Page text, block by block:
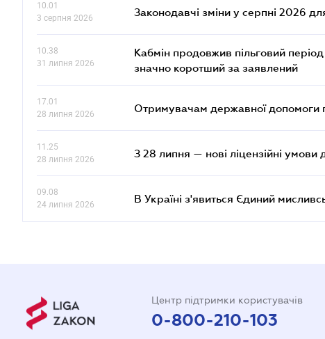
10.01
3 серпня 2026
Законодавчі зміни у серпні 2026
10.38
31 липня 2026
Кабмін продовжив пільговий
значно коротший за заявлений
17.01
28 липня 2026
Отримувачам державної допомоги
11.25
28 липня 2026
З 28 липня — нові ліцензійні умови
09.08
24 липня 2026
В Україні з'явиться Єдиний
Центр підтримки користувачів
0-800-210-103